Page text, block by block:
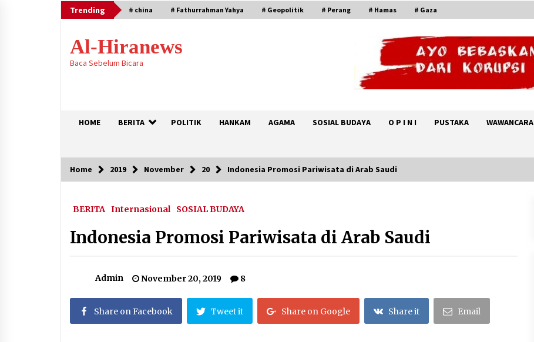
Skip
to
Trending # china # Fathurrahman Yahya # Geopolitik # Perang # Hamas # Gaza
Al-Hiranews
Baca Sebelum Bicara
HOME BERITA POLITIK HANKAM AGAMA SOSIAL BUDAYA O P I N I PUSTAKA WAWANCARA
Trending
Citra Satelit : Dua Kapal Induk AS
August 4, 2026 May 17, 2026
2026, 15.349 Jemaah Telah
April 25, 2026 April 24, 2026
Dilema Perang AS-Israel VS Iran:
Laporan Aljazeera.net, Fasilitas
Home 2019 November 20 Indonesia Promosi Pariwisata di Arab Saudi
BERITA Internasional SOSIAL BUDAYA
Indonesia Promosi Pariwisata di Arab Saudi
Admin November 20, 2019 8
Share on Facebook Tweet it Share on Google Share it Email